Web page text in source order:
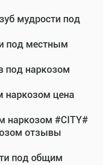
мудрости под
под местным
под наркозом
наркозом цена
наркозом #CITY#
отзывы
под общим